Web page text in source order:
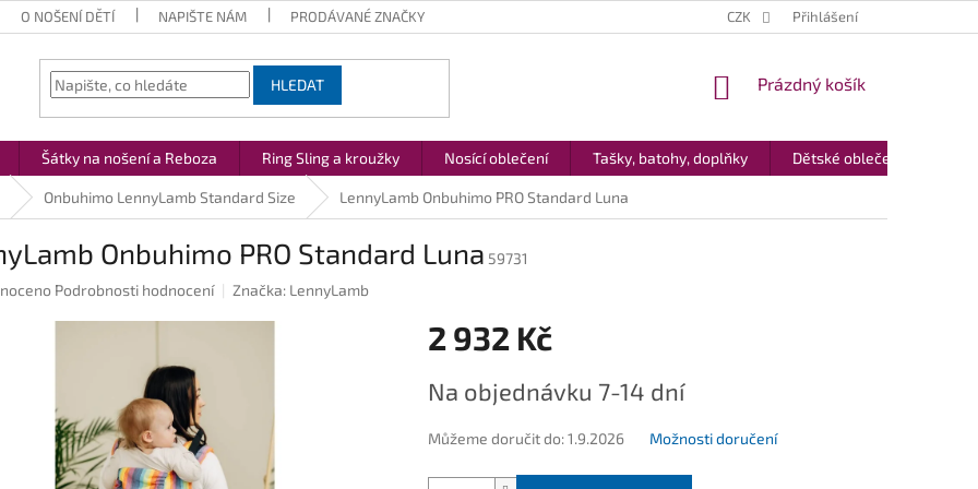
O NOŠENÍ DĚTÍ NAPIŠTE NÁM PRODÁVANÉ ZNAČKY CZK Přihlášení
HLEDAT
NÁKUPNÍ
Prázdný košík
Šátky na nošení a Reboza Ring Sling a kroužky Nosící oblečení Tašky, batohy, doplňky Dětské oblečení
Onbuhimo LennyLamb Standard Size LennyLamb Onbuhimo PRO Standard Luna
Onbuhimo PRO Standard Luna 59731
Podrobnosti hodnocení Značka: LennyLamb
2 932 Kč
cena:
Na objednávku 7-14 dní
Můžeme doručit do: 1.9.2026 Možnosti doručení